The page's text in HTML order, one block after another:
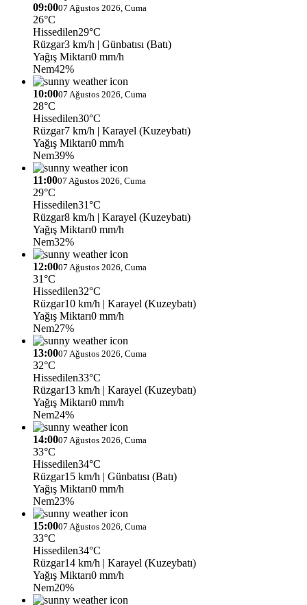
09:0007 Ağustos 2026, Cuma
26°C
Hissedilen29°C
Rüzgar3 km/h | Günbatısı (Batı)
Yağış Miktarı0 mm/h
Nem42%
10:0007 Ağustos 2026, Cuma
28°C
Hissedilen30°C
Rüzgar7 km/h | Karayel (Kuzeybatı)
Yağış Miktarı0 mm/h
Nem39%
11:0007 Ağustos 2026, Cuma
29°C
Hissedilen31°C
Rüzgar8 km/h | Karayel (Kuzeybatı)
Yağış Miktarı0 mm/h
Nem32%
12:0007 Ağustos 2026, Cuma
31°C
Hissedilen32°C
Rüzgar10 km/h | Karayel (Kuzeybatı)
Yağış Miktarı0 mm/h
Nem27%
13:0007 Ağustos 2026, Cuma
32°C
Hissedilen33°C
Rüzgar13 km/h | Karayel (Kuzeybatı)
Yağış Miktarı0 mm/h
Nem24%
14:0007 Ağustos 2026, Cuma
33°C
Hissedilen34°C
Rüzgar15 km/h | Günbatısı (Batı)
Yağış Miktarı0 mm/h
Nem23%
15:0007 Ağustos 2026, Cuma
33°C
Hissedilen34°C
Rüzgar14 km/h | Karayel (Kuzeybatı)
Yağış Miktarı0 mm/h
Nem20%